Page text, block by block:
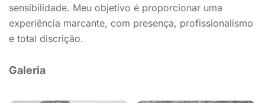
sensibilidade. Meu objetivo é proporcionar uma
experiência marcante, com presença, profissionalismo
e total discrição.
Galeria